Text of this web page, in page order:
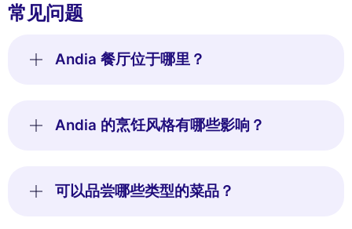
常见问题
Andia 餐厅位于哪里？
Andia 的烹饪风格有哪些影响？
可以品尝哪些类型的菜品？